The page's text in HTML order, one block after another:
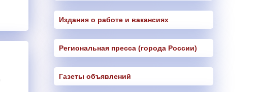
Издания о работе и вакансиях
Региональная пресса (города России)
Газеты объявлений